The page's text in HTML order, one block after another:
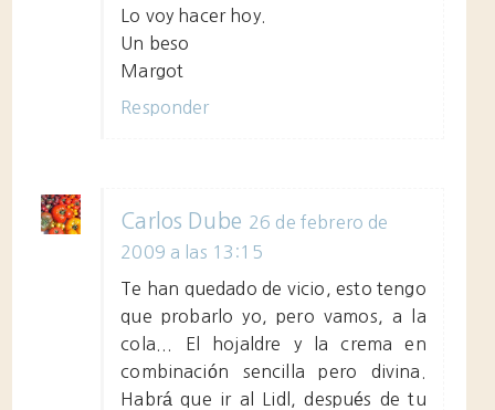
Lo voy hacer hoy.
Un beso
Margot
Responder
Carlos Dube 26 de febrero de
2009 a las 13:15
Te han quedado de vicio, esto tengo
que probarlo yo, pero vamos, a la
cola... El hojaldre y la crema en
combinación sencilla pero divina.
Habrá que ir al Lidl, después de tu